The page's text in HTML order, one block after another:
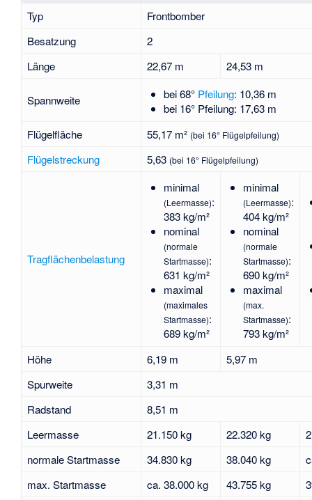
Typ
Frontbomber
Besatzung
2
Länge
22,67 m 24,53 m
Spannweite bei 68° Pfeilung: 10,36 m
bei 16° Pfeilung: 17,63 m
Flügelfläche
55,17 m² (bei 16° Flügelpfeilung)
Flügelstreckung 5,63 (bei 16° Flügelpfeilung)
Tragflächenbelastung
minimal
(Leermasse):
383 kg/m²
nominal
(normale
Startmasse):
631 kg/m²
maximal
(maximales
Startmasse):
689 kg/m²
minimal
(Leermasse):
404 kg/m²
nominal
(normale
Startmasse):
690 kg/m²
maximal
(max.
Startmasse):
793 kg/m²
Höhe
6,19 m
5,97 m
Spurweite
3,31 m
Radstand
8,51 m
Leermasse
21.150 kg 22.320 kg
normale Startmasse
34.830 kg 38.040 kg
max. Startmasse
ca. 38.000 kg 43.755 kg